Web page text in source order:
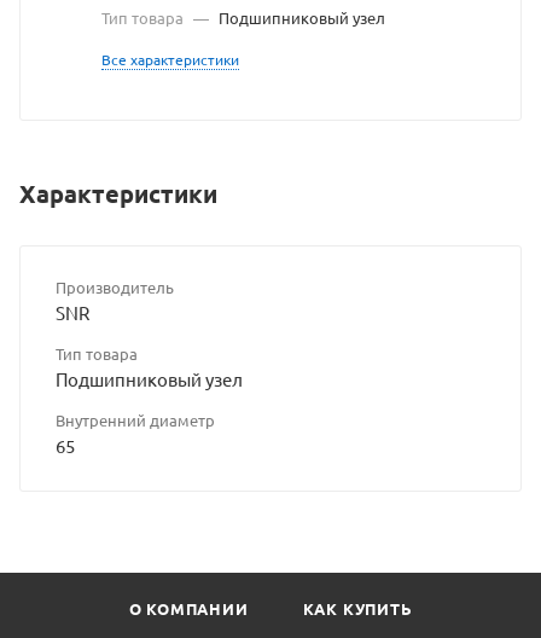
Тип товара — Подшипниковый узел
Все характеристики
Характеристики
Производитель
SNR
Тип товара
Подшипниковый узел
Внутренний диаметр
65
О КОМПАНИИ КАК КУПИТЬ